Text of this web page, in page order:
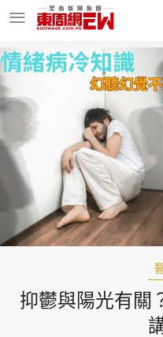
明星名人
東周Ladies
東周食玩通
玄學靈異
抑鬱與陽光有關